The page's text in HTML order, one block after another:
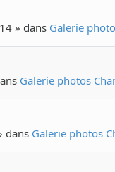
» dans Galerie
Galerie photos
dans Galerie photos